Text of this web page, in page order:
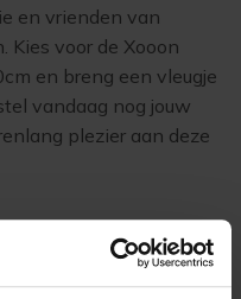
en vrienden van
Kies voor de Xooon
en breng een vleugje
vandaag nog jouw
plezier aan deze